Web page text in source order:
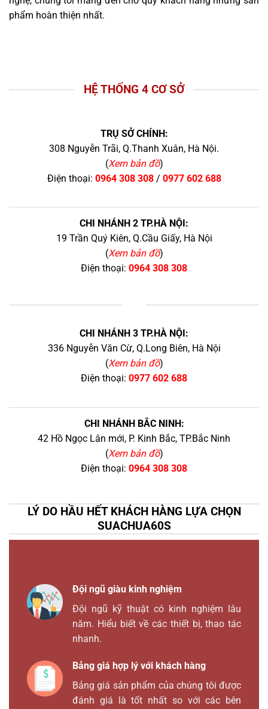
phẩm hoàn thiện nhất.
HỆ THỐNG 4 CƠ SỞ
TRỤ SỞ CHÍNH:
308 Nguyễn Trãi, Q.Thanh Xuân, Hà Nội.
(Xem bản đồ)
Điện thoại: 0964 308 308/ 0977 602 688
CHI NHÁNH 2 TP.HÀ NỘI:
19 Trần Quý Kiên, Q.Cầu Giấy, Hà Nội
(Xem bản đồ)
Điện thoại: 0964 308 308
CHI NHÁNH 3 TP.HÀ NỘI:
336 Nguyễn Văn Cừ, Q.Long Biên, Hà Nội
(Xem bản đồ)
Điện thoại: 0977 602 688
CHI NHÁNH BẮC NINH:
42 Hồ Ngọc Lân mới, P. Kinh Bắc, TP.Bắc Ninh
(Xem bản đồ)
Điện thoại: 0964 308 308
LÝ DO HẦU HẾT KHÁCH HÀNG LỰA CHỌN
SUACHUA60S
Đội ngũ giàu kinh nghiệm
Đội ngũ kỹ thuật có kinh nghiệm lâu
năm. Hiểu biết về các thiết bị, thao tác
nhanh.
Bảng giá hợp lý với khách hàng
Bảng giá sản phẩm của chúng tôi được
đánh giá là tốt nhất so với các bên